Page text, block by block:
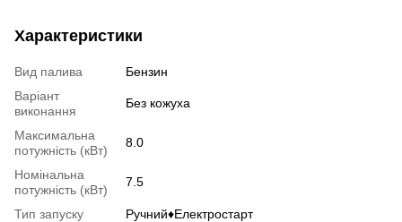
Характеристики
Вид палива
Бензин
Варіант
виконання
Без кожуха
Максимальна
потужність (кВт)
8.0
Номінальна
потужність (кВт)
7.5
Тип запуску
Ручний♦Електростарт